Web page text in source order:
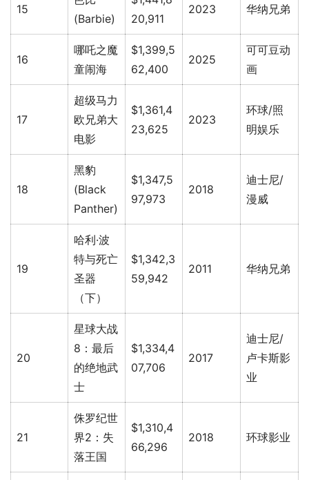
15
(Barbie)
20,911
2023 华纳兄弟
16
哪吒之魔
童闹海
$1,399,5
62,400
2025
可可豆动
画
17
超级马力
欧兄弟大
电影
$1,361,4
23,625
2023
环球/照
明娱乐
18
黑豹
(Black
Panther)
$1,347,5
97,973
2018
迪士尼/
漫威
19
哈利·波
特与死亡
圣器
（下）
$1,342,3
59,942
2011 华纳兄弟
20
星球大战
8：最后
的绝地武
士
$1,334,4
07,706
2017
迪士尼/
卢卡斯影
业
21
侏罗纪世
界2：失
落王国
$1,310,4
66,296
2018 环球影业